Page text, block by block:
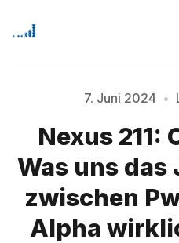
Signup
Bitte geben Sie
7. Juni 2024 •
Nexus 211:
Was uns
zwischen
Alpha